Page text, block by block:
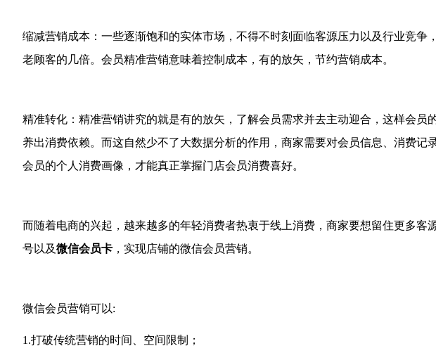
缩减营销成本：一些逐渐饱和的实体市场，不得不时刻面临客源压力以及行业竞争
老顾客的几倍。会员精准营销意味着控制成本，有的放矢，节约营销成本。
精准转化：精准营销讲究的就是有的放矢，了解会员需求并去主动迎合，这样会员
养出消费依赖。而这自然少不了大数据分析的作用，商家需要对会员信息、消费记
会员的个人消费画像，才能真正掌握门店会员消费喜好。
而随着电商的兴起，越来越多的年轻消费者热衷于线上消费，商家要想留住更多客
号以及微信会员卡 ，实现店铺的微信会员营销。
微信会员营销可以:
1.打破传统营销的时间、空间限制；